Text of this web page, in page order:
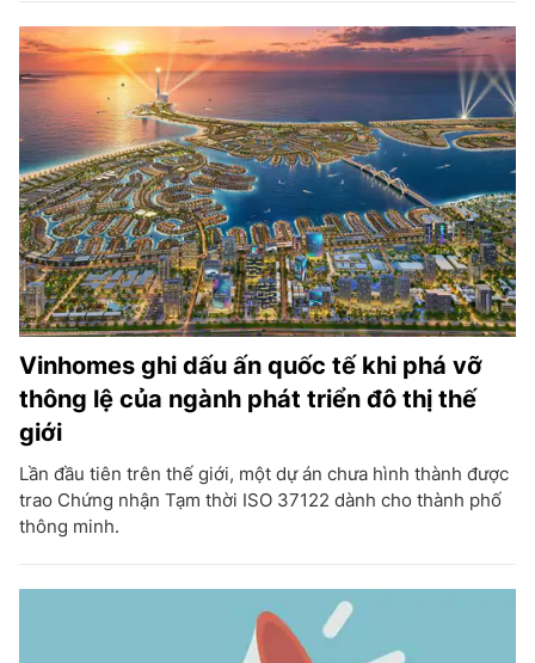
Vinhomes ghi dấu ấn quốc tế khi phá vỡ
thông lệ của ngành phát triển đô thị thế
giới
Lần đầu tiên trên thế giới, một dự án chưa hình thành được
trao Chứng nhận Tạm thời ISO 37122 dành cho thành phố
thông minh.